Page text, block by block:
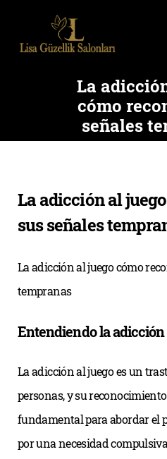
La
cómo
señales
La adicción al
sus señales
La adicción al juego cómo
tempranas
Entendiendo la adicción
La adicción al juego es un
personas, y su
fundamental para abordar el
por una necesidad